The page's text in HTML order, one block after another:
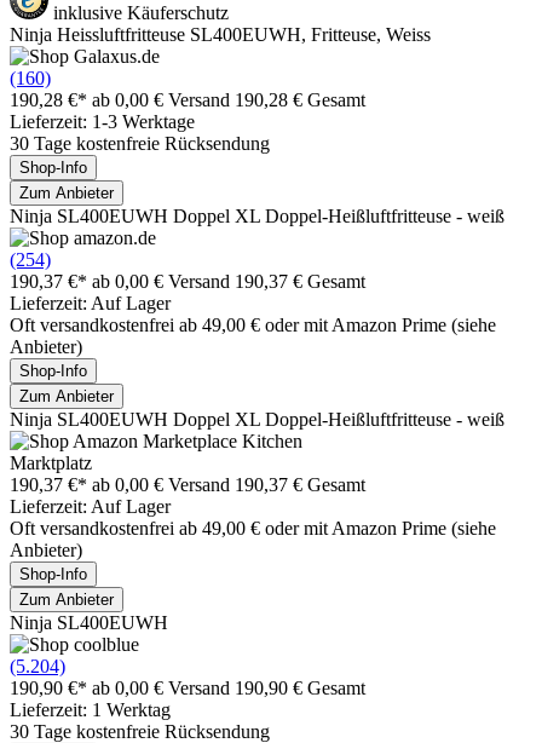
inklusive Käuferschutz
Ninja Heissluftfritteuse SL400EUWH, Fritteuse, Weiss
(160)
190,28 €* ab 0,00 € Versand 190,28 € Gesamt
Lieferzeit: 1-3 Werktage
30 Tage kostenfreie Rücksendung
Shop-Info
Zum Anbieter
Ninja SL400EUWH Doppel XL Doppel-Heißluftfritteuse - weiß
(254)
190,37 €* ab 0,00 € Versand 190,37 € Gesamt
Lieferzeit: Auf Lager
Oft versandkostenfrei ab 49,00 € oder mit Amazon Prime (siehe
Anbieter)
Shop-Info
Zum Anbieter
Ninja SL400EUWH Doppel XL Doppel-Heißluftfritteuse - weiß
Marktplatz
190,37 €* ab 0,00 € Versand 190,37 € Gesamt
Lieferzeit: Auf Lager
Oft versandkostenfrei ab 49,00 € oder mit Amazon Prime (siehe
Anbieter)
Shop-Info
Zum Anbieter
Ninja SL400EUWH
(5.204)
190,90 €* ab 0,00 € Versand 190,90 € Gesamt
Lieferzeit: 1 Werktag
30 Tage kostenfreie Rücksendung